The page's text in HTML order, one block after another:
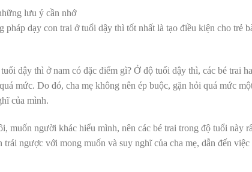
dạy con trai ở tuổi dậy thì tốt nhất là tạo điều kiện cho trẻ
dậy thì ở nam có đặc điểm gì? Ở độ tuổi dậy thì, các bé trai
mức. Do đó, cha mẹ không nên ép buộc, gặn hỏi quá mức
của mình.
muốn người khác hiểu mình, nên các bé trai trong độ tuổi này
ngược với mong muốn và suy nghĩ của cha mẹ, dẫn đến